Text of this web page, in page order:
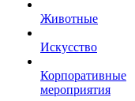
Животные
Искусство
Корпоративные
мероприятия